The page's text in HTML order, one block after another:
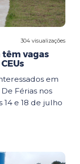
304 visualizações
têm vagas
em
Férias nos
14 e 18 de julho